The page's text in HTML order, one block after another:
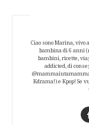
Ciao sono Marina,
bambina di 6 anni
bambini, ricette,
addicted, di
Kdrama!) e Kpop! Se